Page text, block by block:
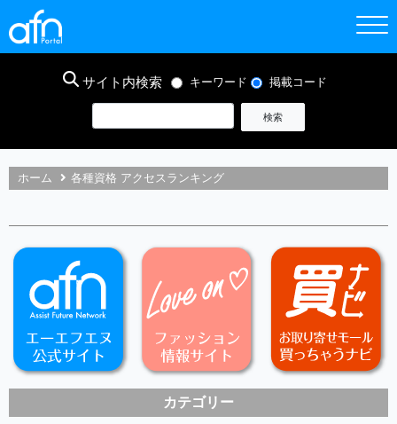
サイト内検索 キーワード 掲載コード
カテゴリー
ホーム 各種資格 アクセスランキング